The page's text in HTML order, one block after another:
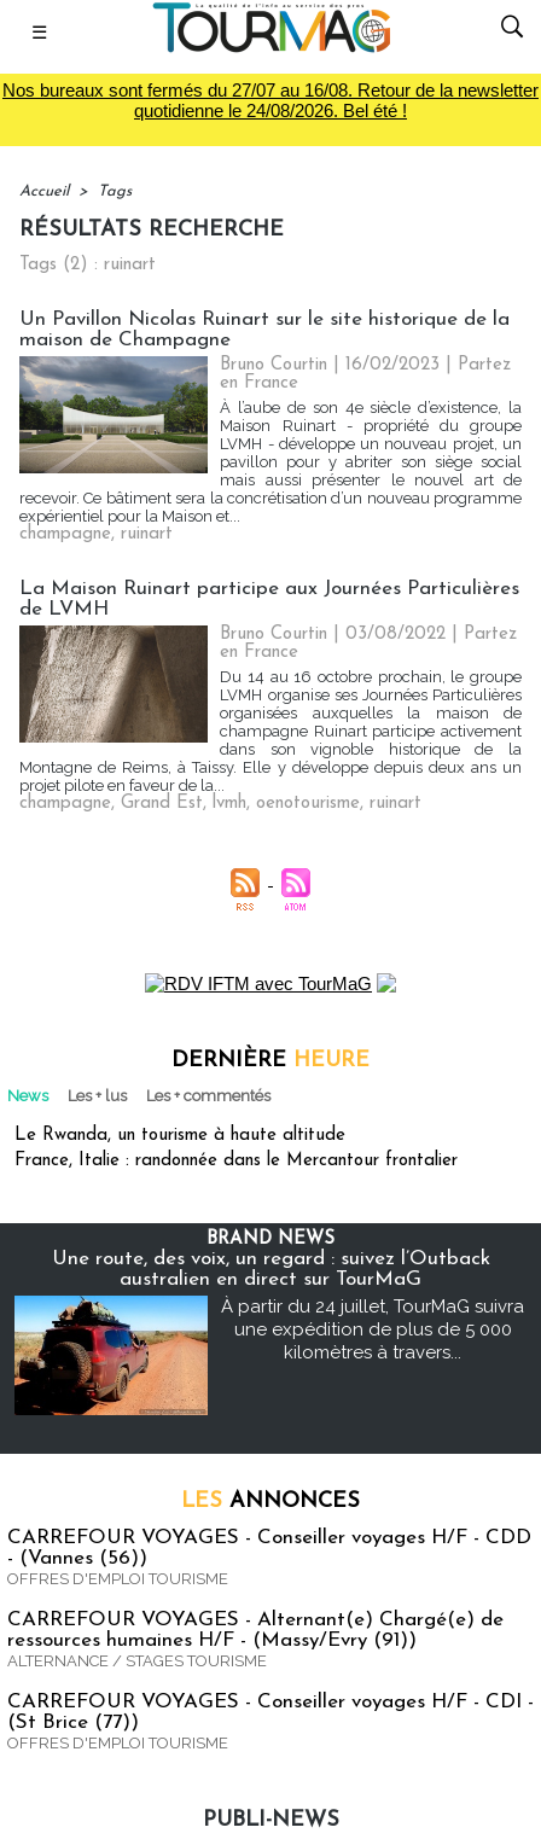
☰
Nos bureaux sont fermés du 27/07 au 16/08. Retour de la newsletter
quotidienne le 24/08/2026. Bel été !
Accueil > Tags
RÉSULTATS RECHERCHE
Tags (2) : ruinart
Un Pavillon Nicolas Ruinart sur le site historique de la
maison de Champagne
Bruno Courtin | 16/02/2023
Partez
en France
À l’aube de son 4e siècle d’existence, la
Maison Ruinart - propriété du groupe
LVMH - développe un nouveau projet, un
pavillon pour y abriter son siège social
mais aussi présenter le nouvel art de
recevoir. Ce bâtiment sera la concrétisation d’un nouveau programme
expérientiel pour la Maison et...
champagne, ruinart
La Maison Ruinart participe aux Journées Particulières
de LVMH
Bruno Courtin | 03/08/2022
Partez
en France
Du 14 au 16 octobre prochain, le groupe
LVMH organise ses Journées Particulières
organisées auxquelles la maison de
champagne Ruinart participe activement
dans son vignoble historique de la
Montagne de Reims, à Taissy. Elle y développe depuis deux ans un
projet pilote en faveur de la...
champagne, Grand Est, lvmh, oenotourisme, ruinart
DERNIÈRE HEURE
News Les + lus Les + commentés
Le Rwanda, un tourisme à haute altitude
France, Italie : randonnée dans le Mercantour frontalier
BRAND NEWS
Une route, des voix, un regard : suivez l’Outback
australien en direct sur TourMaG
À partir du 24 juillet, TourMaG suivra
une expédition de plus de 5 000
kilomètres à travers...
LES ANNONCES
CARREFOUR VOYAGES - Conseiller voyages H/F - CDD
- (Vannes (56))
OFFRES D'EMPLOI TOURISME
CARREFOUR VOYAGES - Alternant(e) Chargé(e) de
ressources humaines H/F - (Massy/Evry (91))
ALTERNANCE / STAGES TOURISME
CARREFOUR VOYAGES - Conseiller voyages H/F - CDI -
(St Brice (77))
OFFRES D'EMPLOI TOURISME
PUBLI-NEWS